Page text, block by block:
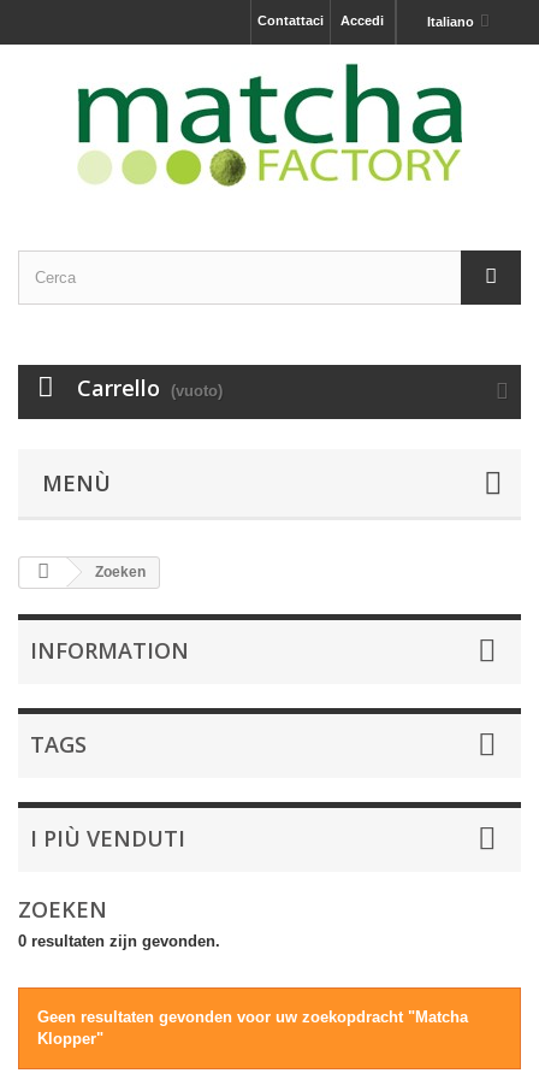
Italiano
Accedi
Contattaci
Carrello (vuoto)
MENÙ
Zoeken
INFORMATION
TAGS
I PIÙ VENDUTI
ZOEKEN
0 resultaten zijn gevonden.
Geen resultaten gevonden voor uw zoekopdracht "Matcha
Klopper"